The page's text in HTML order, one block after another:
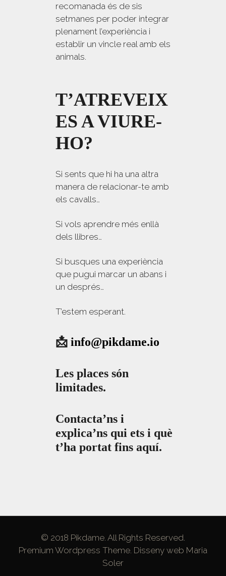
recomanada és de sis
setmanes per poder integrar
plenament l’experiència i
establir un vincle real amb els
animals.
T’ATREVEIX
ES A VIURE-
HO?
Si sents que hi ha una altra
manera de relacionar-te amb
els cavalls…
Si vols aprendre més enllà
dels llibres…
Si busques una experiència
que pugui marcar un abans i
un després…
T’estem esperant.
📩 info@pikdame.io
Les places són
limitades.
Contacta’ns i
explica’ns qui ets i què
t’ha portat fins aquí.
© 2018 Pikdame. All Rights Reserved.
Premium Wordpress Theme. Disseny web Maria
Soler